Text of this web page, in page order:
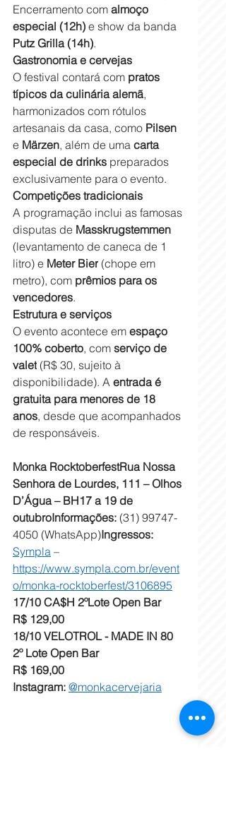
Encerramento com almoço
especial (12h) e show da banda
Putz Grilla (14h).
Gastronomia e cervejas
O festival contará com pratos
típicos da culinária alemã,
harmonizados com rótulos
artesanais da casa, como Pilsen
e Märzen, além de uma carta
especial de drinks preparados
exclusivamente para o evento.
Competições tradicionais
A programação inclui as famosas
disputas de Masskrugstemmen
(levantamento de caneca de 1
litro) e Meter Bier (chope em
metro), com prêmios para os
vencedores.
Estrutura e serviços
O evento acontece em espaço
100% coberto, com serviço de
valet (R$ 30, sujeito à
disponibilidade). A entrada é
gratuita para menores de 18
anos, desde que acompanhados
de responsáveis.
Monka RocktoberfestRua Nossa
Senhora de Lourdes, 111 – Olhos
D’Água – BH17 a 19 de
outubroInformações: (31) 99747-
4050 (WhatsApp)Ingressos:
Sympla –
https://www.sympla.com.br/event
o/monka-rocktoberfest/3106895
17/10 CA$H 2ºLote Open Bar
R$ 129,00
18/10 VELOTROL - MADE IN 80
2º Lote Open Bar
R$ 169,00
Instagram: @monkacervejaria